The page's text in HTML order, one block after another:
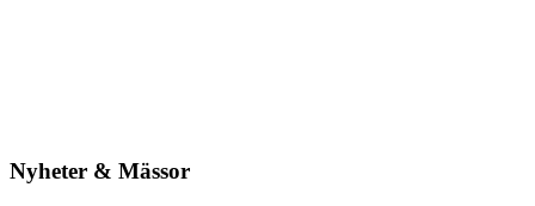
Nyheter & Mässor